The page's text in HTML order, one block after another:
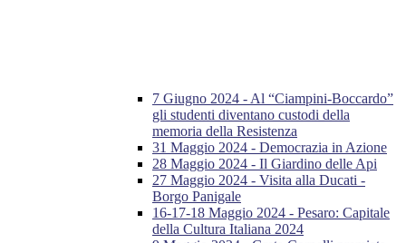
7 Giugno 2024 - Al “Ciampini-Boccardo”
gli studenti diventano custodi della
memoria della Resistenza
31 Maggio 2024 - Democrazia in Azione
28 Maggio 2024 - Il Giardino delle Api
27 Maggio 2024 - Visita alla Ducati -
Borgo Panigale
16-17-18 Maggio 2024 - Pesaro: Capitale
della Cultura Italiana 2024